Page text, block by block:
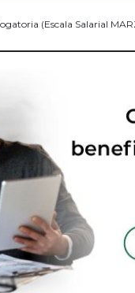
(Escala Salarial